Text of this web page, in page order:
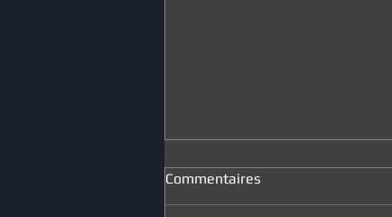
Commentaires